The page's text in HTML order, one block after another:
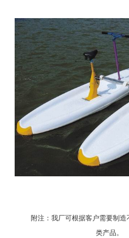
附注：我厂可根据客户需要制造
类产品。